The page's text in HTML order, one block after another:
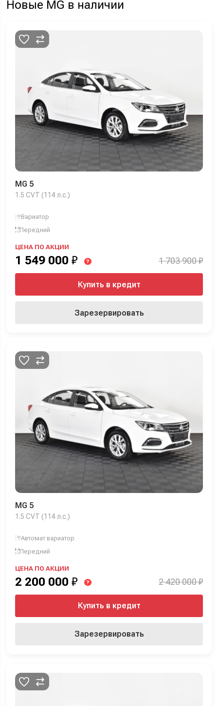
Новые MG в наличии
MG 5
1.5 CVT (114 л.с.)
Вариатор
Передний
ЦЕНА ПО АКЦИИ
1 549 000 ₽ ? 1 703 900 ₽
Купить в кредит
Зарезервировать
MG 5
1.5 CVT (114 л.с.)
Автомат вариатор
Передний
ЦЕНА ПО АКЦИИ
2 200 000 ₽ ? 2 420 000 ₽
Купить в кредит
Зарезервировать